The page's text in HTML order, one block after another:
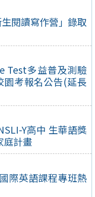
閱讀寫作營」錄取
Test多益普及測驗
園考報名公告(延長
Y高中 生華語獎
庭計畫
際英語課程專班熱